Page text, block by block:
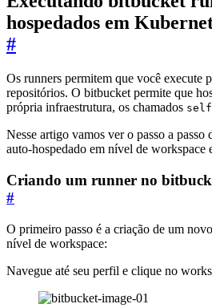
hospedados em
#
Os runners permitem que você execute
repositórios. O bitbucket permite que
própria infraestrutura, os chamados
Nesse artigo vamos ver o passo a
auto-hospedado em nível de workspace
Criando um runner no
#
O primeiro passo é a criação de um
nível de workspace:
Navegue até seu perfil e clique no